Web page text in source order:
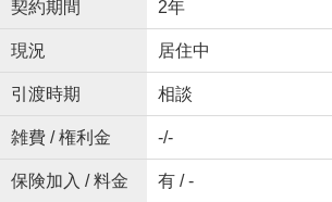
契約期間 2年
現況 居住中
引渡時期 相談
雑費 / 権利金 -/-
保険加入 / 料金 有 / -